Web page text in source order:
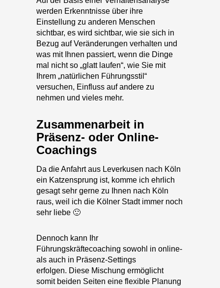
Bezug auf Veränderungen verhalten und
was mit Ihnen passiert, wenn die Dinge
mal nicht so „glatt laufen“, wie Sie mit
Ihrem „natürlichen Führungsstil“
versuchen, Einfluss auf andere zu
nehmen und vieles mehr.
Zusammenarbeit in
Präsenz- oder Online-
Da die Anfahrt aus Leverkusen nach Köln
ein Katzensprung ist, komme ich ehrlich
gesagt sehr gerne zu Ihnen nach Köln
sehr liebe 🙂
Dennoch kann Ihr
Führungskräftecoaching sowohl in online-
somit beiden Seiten eine flexible Planung
und verhindert unnötige Reisekosten.
Die Erfahrung zeigt, dass online